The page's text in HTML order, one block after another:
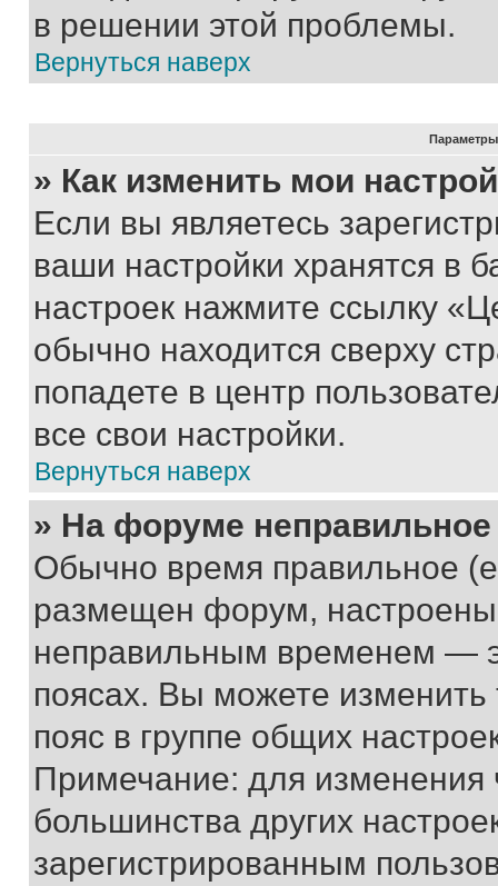
в решении этой проблемы.
Вернуться наверх
Параметры
» Как изменить мои
Если вы являетесь
ваши настройки хранятся в
настроек нажмите ссылку
обычно находится сверху
попадете в центр
все свои настройки.
Вернуться наверх
» На форуме
Обычно время правильное
размещен форум, настроены
неправильным временем —
поясах. Вы можете изменить
пояс в группе общих
Примечание: для изменения
большинства других
зарегистрированным